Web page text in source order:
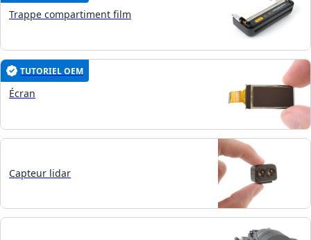
Trappe compartiment film
TUTORIEL OEM
Écran
Capteur lidar